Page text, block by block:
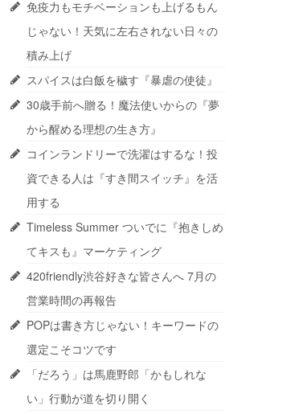
免疫力もモチベーションも上げるもん
じゃない！天気に左右されない日々の
積み上げ
スパイスは白飯を穢す『暴虐の使徒』
30歳手前へ贈る！魔法使いからの『夢
から醒める理想の生き方』
コインランドリーで洗濯はするな！投
資できる人は『すき間スイッチ』を活
用する
Timeless Summer ついでに『抱きしめ
てキスも』マーケティング
420friendly渋谷好きな皆さんへ 7月の
営業時間の再報告
POPは書き方じゃない！キーワードの
選定こそコツです
「だろう」は馬鹿野郎「かもしれな
い」行動が道を切り開く